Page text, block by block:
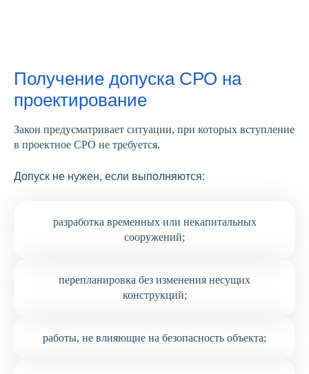
Получение допуска СРО на
проектирование
Закон предусматривает ситуации, при которых вступление
в проектное СРО не требуется.
Допуск не нужен, если выполняются:
разработка временных или некапитальных
сооружений;
перепланировка без изменения несущих
конструкций;
работы, не влияющие на безопасность объекта;